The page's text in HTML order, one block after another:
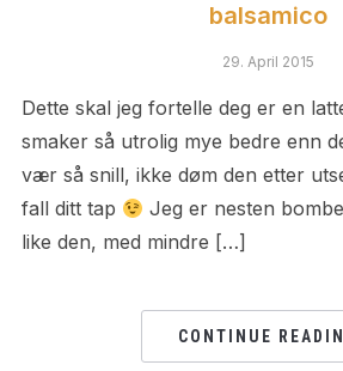
balsamico
29. April 2015
Dette skal jeg fortelle deg er en
smaker så utrolig mye bedre enn
vær så snill, ikke døm den etter
fall ditt tap
Jeg er nesten
like den, med mindre […]
CONTINUE